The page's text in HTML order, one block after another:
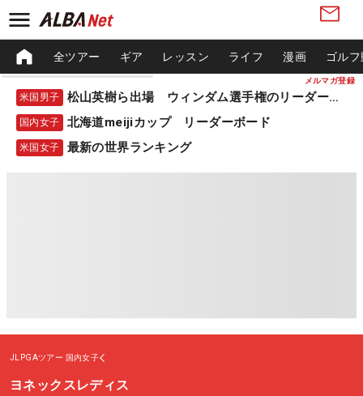
メルマガ登録
全ツアー ギア レッスン ライフ 漫画 ゴル
米国男子 松山英樹ら出場 ウィンダム選手権のリーダーボード
国内女子 北海道meijiカップ リーダーボード
米国女子 最新の世界ランキング
JLPGAツアー 国内女子
ヨネックスレディス